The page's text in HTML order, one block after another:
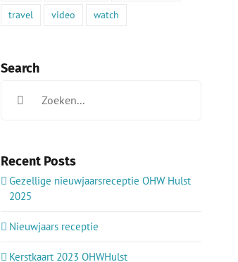
travel
video watch
Search
naar:
Recent Posts
Gezellige nieuwjaarsreceptie OHW Hulst
2025
Nieuwjaars receptie
Kerstkaart 2023 OHWHulst